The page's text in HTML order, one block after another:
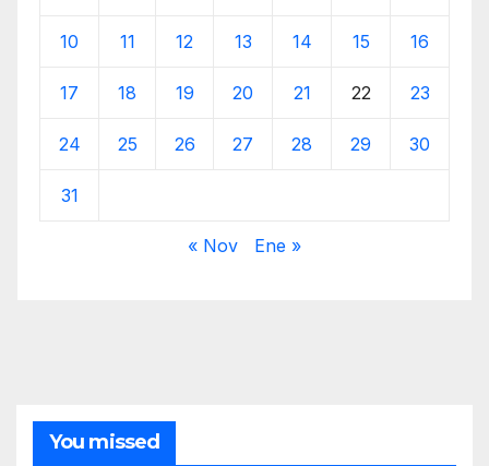
10 11 12 13 14 15 16
17 18 19 20 21 22 23
24 25 26 27 28 29 30
31
« Nov Ene »
You missed